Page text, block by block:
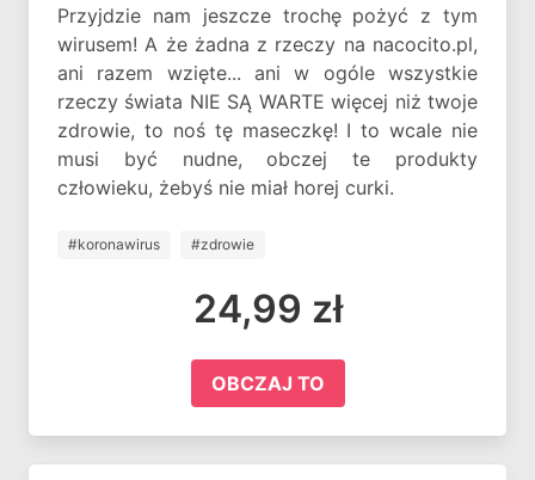
Przyjdzie nam jeszcze trochę pożyć z tym
wirusem! A że żadna z rzeczy na nacocito.pl,
ani razem wzięte... ani w ogóle wszystkie
rzeczy świata NIE SĄ WARTE więcej niż twoje
zdrowie, to noś tę maseczkę! I to wcale nie
musi być nudne, obczej te produkty
człowieku, żebyś nie miał horej curki.
#koronawirus #zdrowie
24,99 zł
OBCZAJ TO